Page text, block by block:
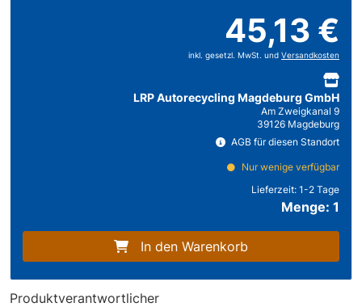
45,13 €
inkl. gesetzl. MwSt. und Versandkosten
LRP Autorecycling Magdeburg GmbH
Am Zweigkanal 9
39126 Magdeburg
AGB für diesen Standort
Nur wenige verfügbar
Lieferzeit: 1-2 Tage
Menge: 1
In den Warenkorb
Produktverantwortlicher